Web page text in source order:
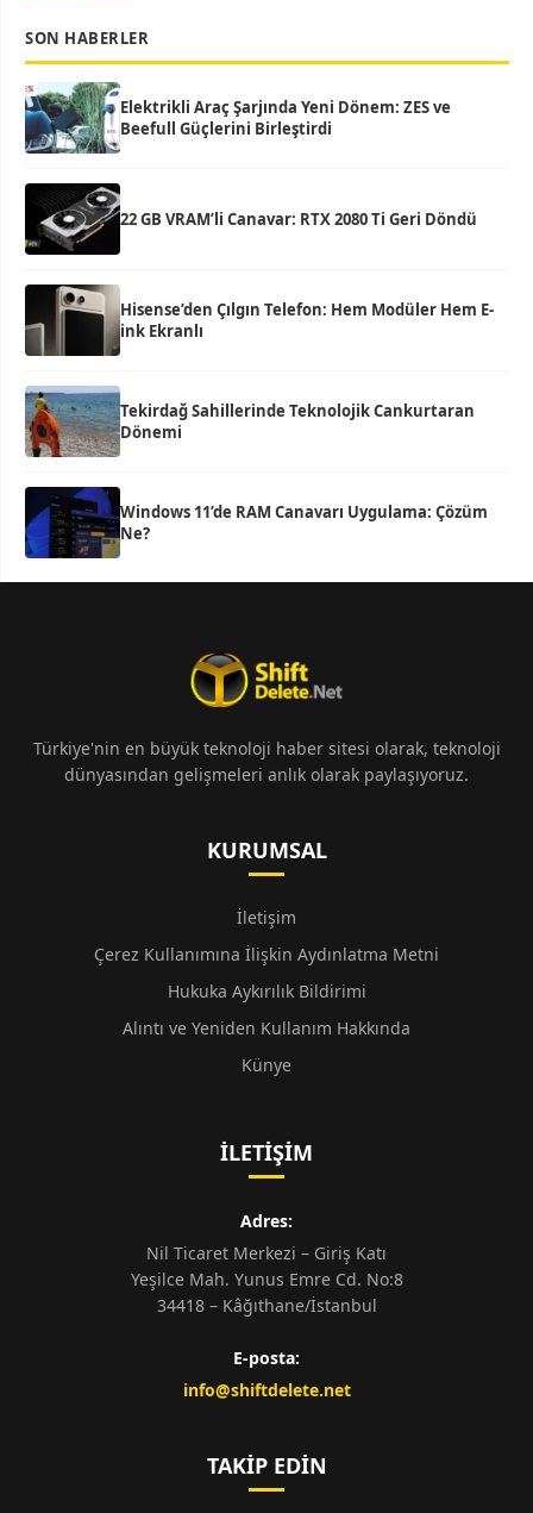
SON HABERLER
Elektrikli Araç Şarjında Yeni Dönem: ZES ve
Beefull Güçlerini Birleştirdi
22 GB VRAM’li Canavar: RTX 2080 Ti Geri Döndü
Hisense’den Çılgın Telefon: Hem Modüler Hem E-
ink Ekranlı
Tekirdağ Sahillerinde Teknolojik Cankurtaran
Dönemi
Windows 11’de RAM Canavarı Uygulama: Çözüm
Ne?
Türkiye'nin en büyük teknoloji haber sitesi olarak, teknoloji
dünyasından gelişmeleri anlık olarak paylaşıyoruz.
KURUMSAL
İletişim
Çerez Kullanımına İlişkin Aydınlatma Metni
Hukuka Aykırılık Bildirimi
Alıntı ve Yeniden Kullanım Hakkında
Künye
İLETIŞIM
Adres:
Nil Ticaret Merkezi – Giriş Katı
Yeşilce Mah. Yunus Emre Cd. No:8
34418 – Kâğıthane/İstanbul
E-posta:
info@shiftdelete.net
TAKIP EDIN